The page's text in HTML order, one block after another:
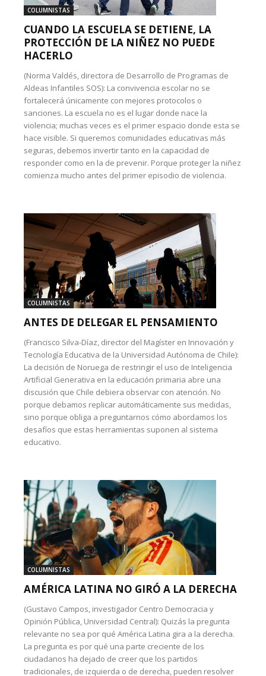
COLUMNISTAS
CUANDO LA ESCUELA SE DETIENE, LA
PROTECCIÓN DE LA NIÑEZ NO PUEDE
HACERLO
(Norma Valdés, directora de Desarrollo de Programas de
Aldeas Infantiles SOS): La convivencia escolar no se
fortalecerá únicamente con mejores protocolos o
sanciones. La escuela no es el lugar donde nace la
violencia; muchas veces es el primer espacio donde esta se
hace visible. Si queremos comunidades educativas más
seguras, debemos invertir tanto en la capacidad de
responder como en la de prevenir. Porque proteger la niñez
comienza mucho antes del primer episodio de violencia.
COLUMNISTAS
ANTES DE DELEGAR EL PENSAMIENTO
(Francisco Silva-Díaz, director del Magíster en Innovación y
Tecnología Educativa de la Universidad Autónoma de Chile):
La decisión de Noruega de restringir el uso de Inteligencia
Artificial Generativa en la educación primaria abre una
discusión que Chile debiera observar con atención. No
porque debamos replicar automáticamente sus medidas,
sino porque obliga a preguntarnos cómo abordamos los
desafíos que estas herramientas suponen al sistema
educativo.
COLUMNISTAS
AMÉRICA LATINA NO GIRÓ A LA DERECHA
(Gustavo Campos, investigador Centro Democracia y
Opinión Pública, Universidad Central): Quizás la pregunta
relevante no sea por qué América Latina gira a la derecha.
La pregunta es por qué una parte creciente de los
ciudadanos ha dejado de creer que los partidos
tradicionales, de izquierda o de derecha, pueden resolver